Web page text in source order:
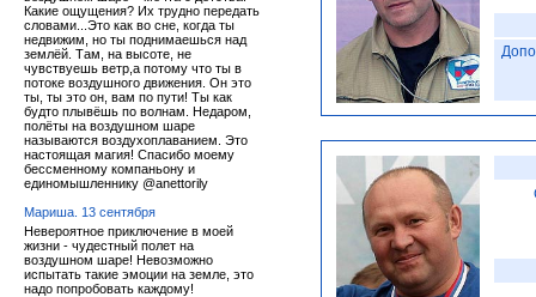
Какие ощущения? Их трудно передать
словами...Это как во сне, когда ты
недвижим, но ты поднимаешься над
землёй. Там, на высоте, не
чувствуешь ветр,а потому что ты в
потоке воздушного движения. Он это
ты, ты это он, вам по пути! Ты как
будто плывёшь по волнам. Недаром,
полёты на воздушном шаре
называются воздухоплаванием. Это
настоящая магия! Спасибо моему
бессменному компаньону и
единомышленнику @anettorily
Мариша. 13 сентября
Невероятное приключение в моей
жизни - чудестный полет на
воздушном шаре! Невозможно
испытать такие эмоции на земле, это
надо попробовать каждому!